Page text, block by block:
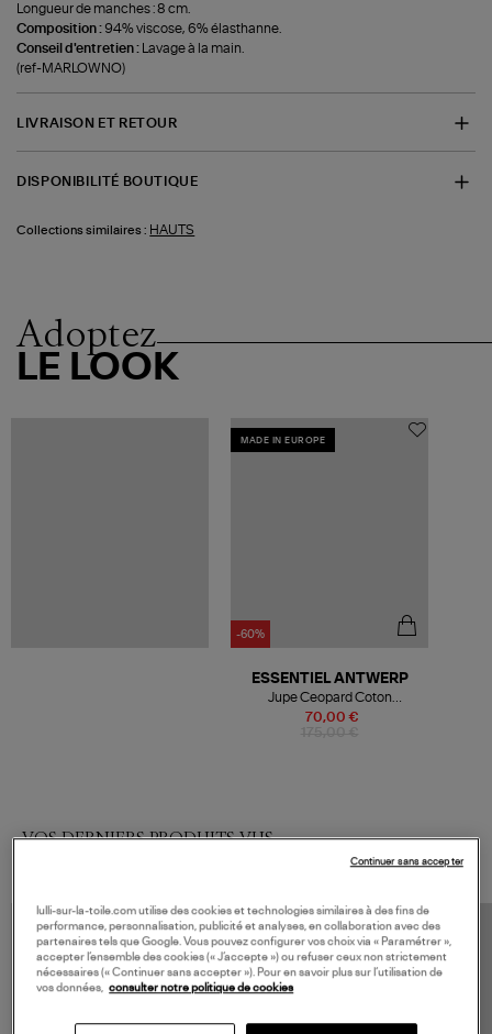
Longueur de manches : 8 cm.
Composition : 94% viscose, 6% élasthanne.
Conseil d'entretien :
Lavage à la main.
(ref-MARLOWNO)
LIVRAISON ET RETOUR
DISPONIBILITÉ BOUTIQUE
Collections similaires : HAUTS
Adoptez
LE LOOK
MADE IN EUROPE
-60%
70,00 €
ESSENTIEL ANTWERP
Jupe Ceopard Coton
Buckthorn Brown
VOS DERNIERS PRODUITS VUS
lulli-sur-la-toile.com utilise des cookies et technologies similaires à des fins de
performance, personnalisation, publicité et analyses, en collaboration avec des
partenaires tels que Google. Vous pouvez configurer vos choix via « Paramétrer »,
accepter l’ensemble des cookies (« J’accepte ») ou refuser ceux non strictement
nécessaires (« Continuer sans accepter »). Pour en savoir plus sur l’utilisation de
vos données, consulter notre politique de cookies
Continuer sans accepter